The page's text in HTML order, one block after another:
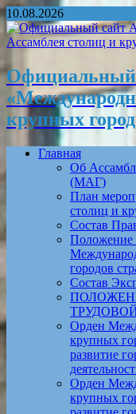
10.08.2026
Официальный
крупных
Главная
Об
(МАГ)
План
столиц и
Состав
Положение
городов
Состав
ТРУДОВОЙ
Орден
крупных
развитие
Орден
крупных